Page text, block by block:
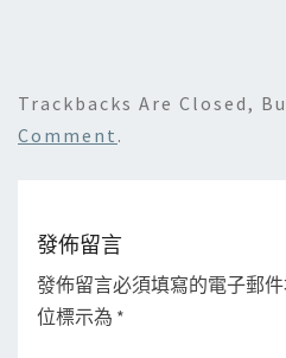
Trackbacks Are Closed,
Comment .
發佈留言
發佈留言必須填寫的電子郵
位標示為 *